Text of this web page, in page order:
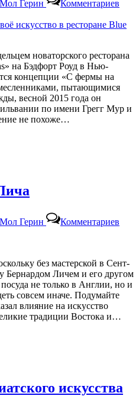
Мол Герин Комментариев
Мур
Blue
новаторского ресторана
на Бэдфорт Роуд в Нью-
концепции «С фермы на
пытающимися
весной 2015 года он
по имени Грегг Мур и
не похоже…
Мол Герин Комментариев
Лича
без мастерской в Сент-
Бернардом Личем и его другом
не только в Англии, но и
совсем иначе. Подумайте
влияние на искусство
традиции Востока и…
искусства